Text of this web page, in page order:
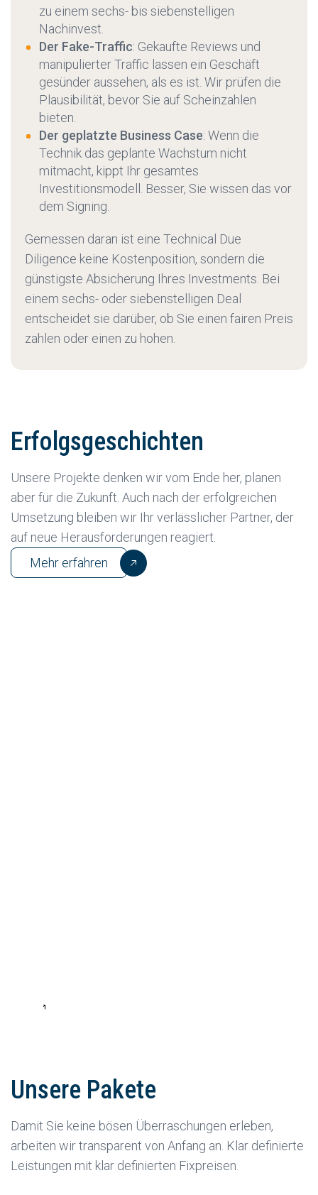
zu einem sechs- bis siebenstelligen
Nachinvest.
Der Fake-Traffic: Gekaufte Reviews und
manipulierter Traffic lassen ein Geschäft
gesünder aussehen, als es ist. Wir prüfen die
Plausibilität, bevor Sie auf Scheinzahlen
bieten.
Der geplatzte Business Case: Wenn die
Technik das geplante Wachstum nicht
mitmacht, kippt Ihr gesamtes
Investitionsmodell. Besser, Sie wissen das vor
dem Signing.
Gemessen daran ist eine Technical Due
Diligence keine Kostenposition, sondern die
günstigste Absicherung Ihres Investments. Bei
einem sechs- oder siebenstelligen Deal
entscheidet sie darüber, ob Sie einen fairen Preis
zahlen oder einen zu hohen.
Erfolgsgeschichten
Unsere Projekte denken wir vom Ende her, planen
aber für die Zukunft. Auch nach der erfolgreichen
Umsetzung bleiben wir Ihr verlässlicher Partner, der
auf neue Herausforderungen reagiert.
Mehr erfahren
Diligence
Unsere Pakete
Damit Sie keine bösen Überraschungen erleben,
arbeiten wir transparent von Anfang an. Klar definierte
Leistungen mit klar definierten Fixpreisen.